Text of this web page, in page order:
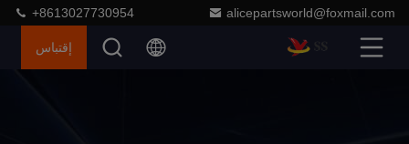
alicepartsworld@foxmail.com
+8613027730954
إقتباس